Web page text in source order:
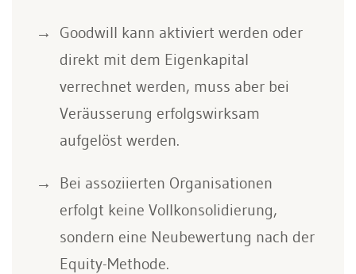
Goodwill kann aktiviert werden oder
direkt mit dem Eigenkapital
verrechnet werden, muss aber bei
Veräusserung erfolgswirksam
aufgelöst werden.
Bei assoziierten Organisationen
erfolgt keine Vollkonsolidierung,
sondern eine Neubewertung nach der
Equity-Methode.